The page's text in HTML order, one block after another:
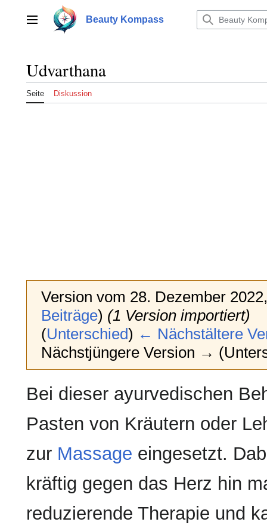
springenHauptmenü Beauty Kompass
Udvarthana
Seite Diskussion
Version vom 28. Dezember
Beiträge) (1 Version importiert)
(Unterschied) ← Nächstältere
Nächstjüngere Version →
Bei dieser ayurvedischen
Pasten von Kräutern oder
zur Massage eingesetzt.
kräftig gegen das Herz hin
reduzierende Therapie und